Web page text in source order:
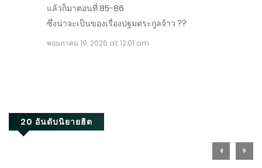
แล้วก็มาตอนที่ 85-86
ซึ่งน่าจะเป็นของเรื่องปฐมตระกูลจ้าว ??
พฤษภาคม 19, 2026 at 12:01 am
20 อันดับนิยายฮิต